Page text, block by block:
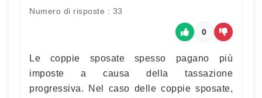
Numero di risposte : 33
0
Le coppie sposate spesso pagano più
imposte a causa della tassazione
progressiva. Nel caso delle coppie sposate,